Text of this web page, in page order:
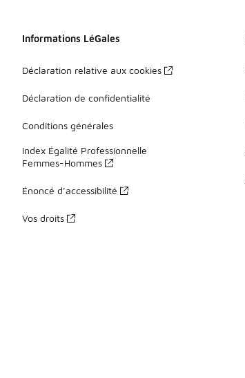
Informations LéGales
Déclaration relative aux cookies
Déclaration de confidentialité
Conditions générales
Index Égalité Professionnelle
Femmes-Hommes
Énoncé d’accessibilité
Vos droits